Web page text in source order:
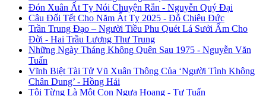
Đón Xuân Ất Tỵ Nói Chuyện Rắn - Nguyễn Quý Đại
Câu Đối Tết Cho Năm Ất Tỵ 2025 - Đỗ Chiêu Đức
Trần Trung Đạo – Người Tiều Phu Quét Lá Sưởi Ấm Cho
Đời - Hai Trầu Lương Thư Trung
Những Ngày Tháng Không Quên Sau 1975 - Nguyễn Văn
Tuấn
Vĩnh Biệt Tài Tử Vũ Xuân Thông Của ‘Người Tình Không
Chân Dung’ - Hồng Hải
Tôi Từng Là Một Con Ngựa Hoang - Tư Tuấn